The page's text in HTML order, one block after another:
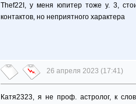
Thef22I, у меня юпитер тоже у. 3,
контактов, но неприятного характера
26 апреля 2023 (17:41)
Катя2323, я не проф. астролог, к